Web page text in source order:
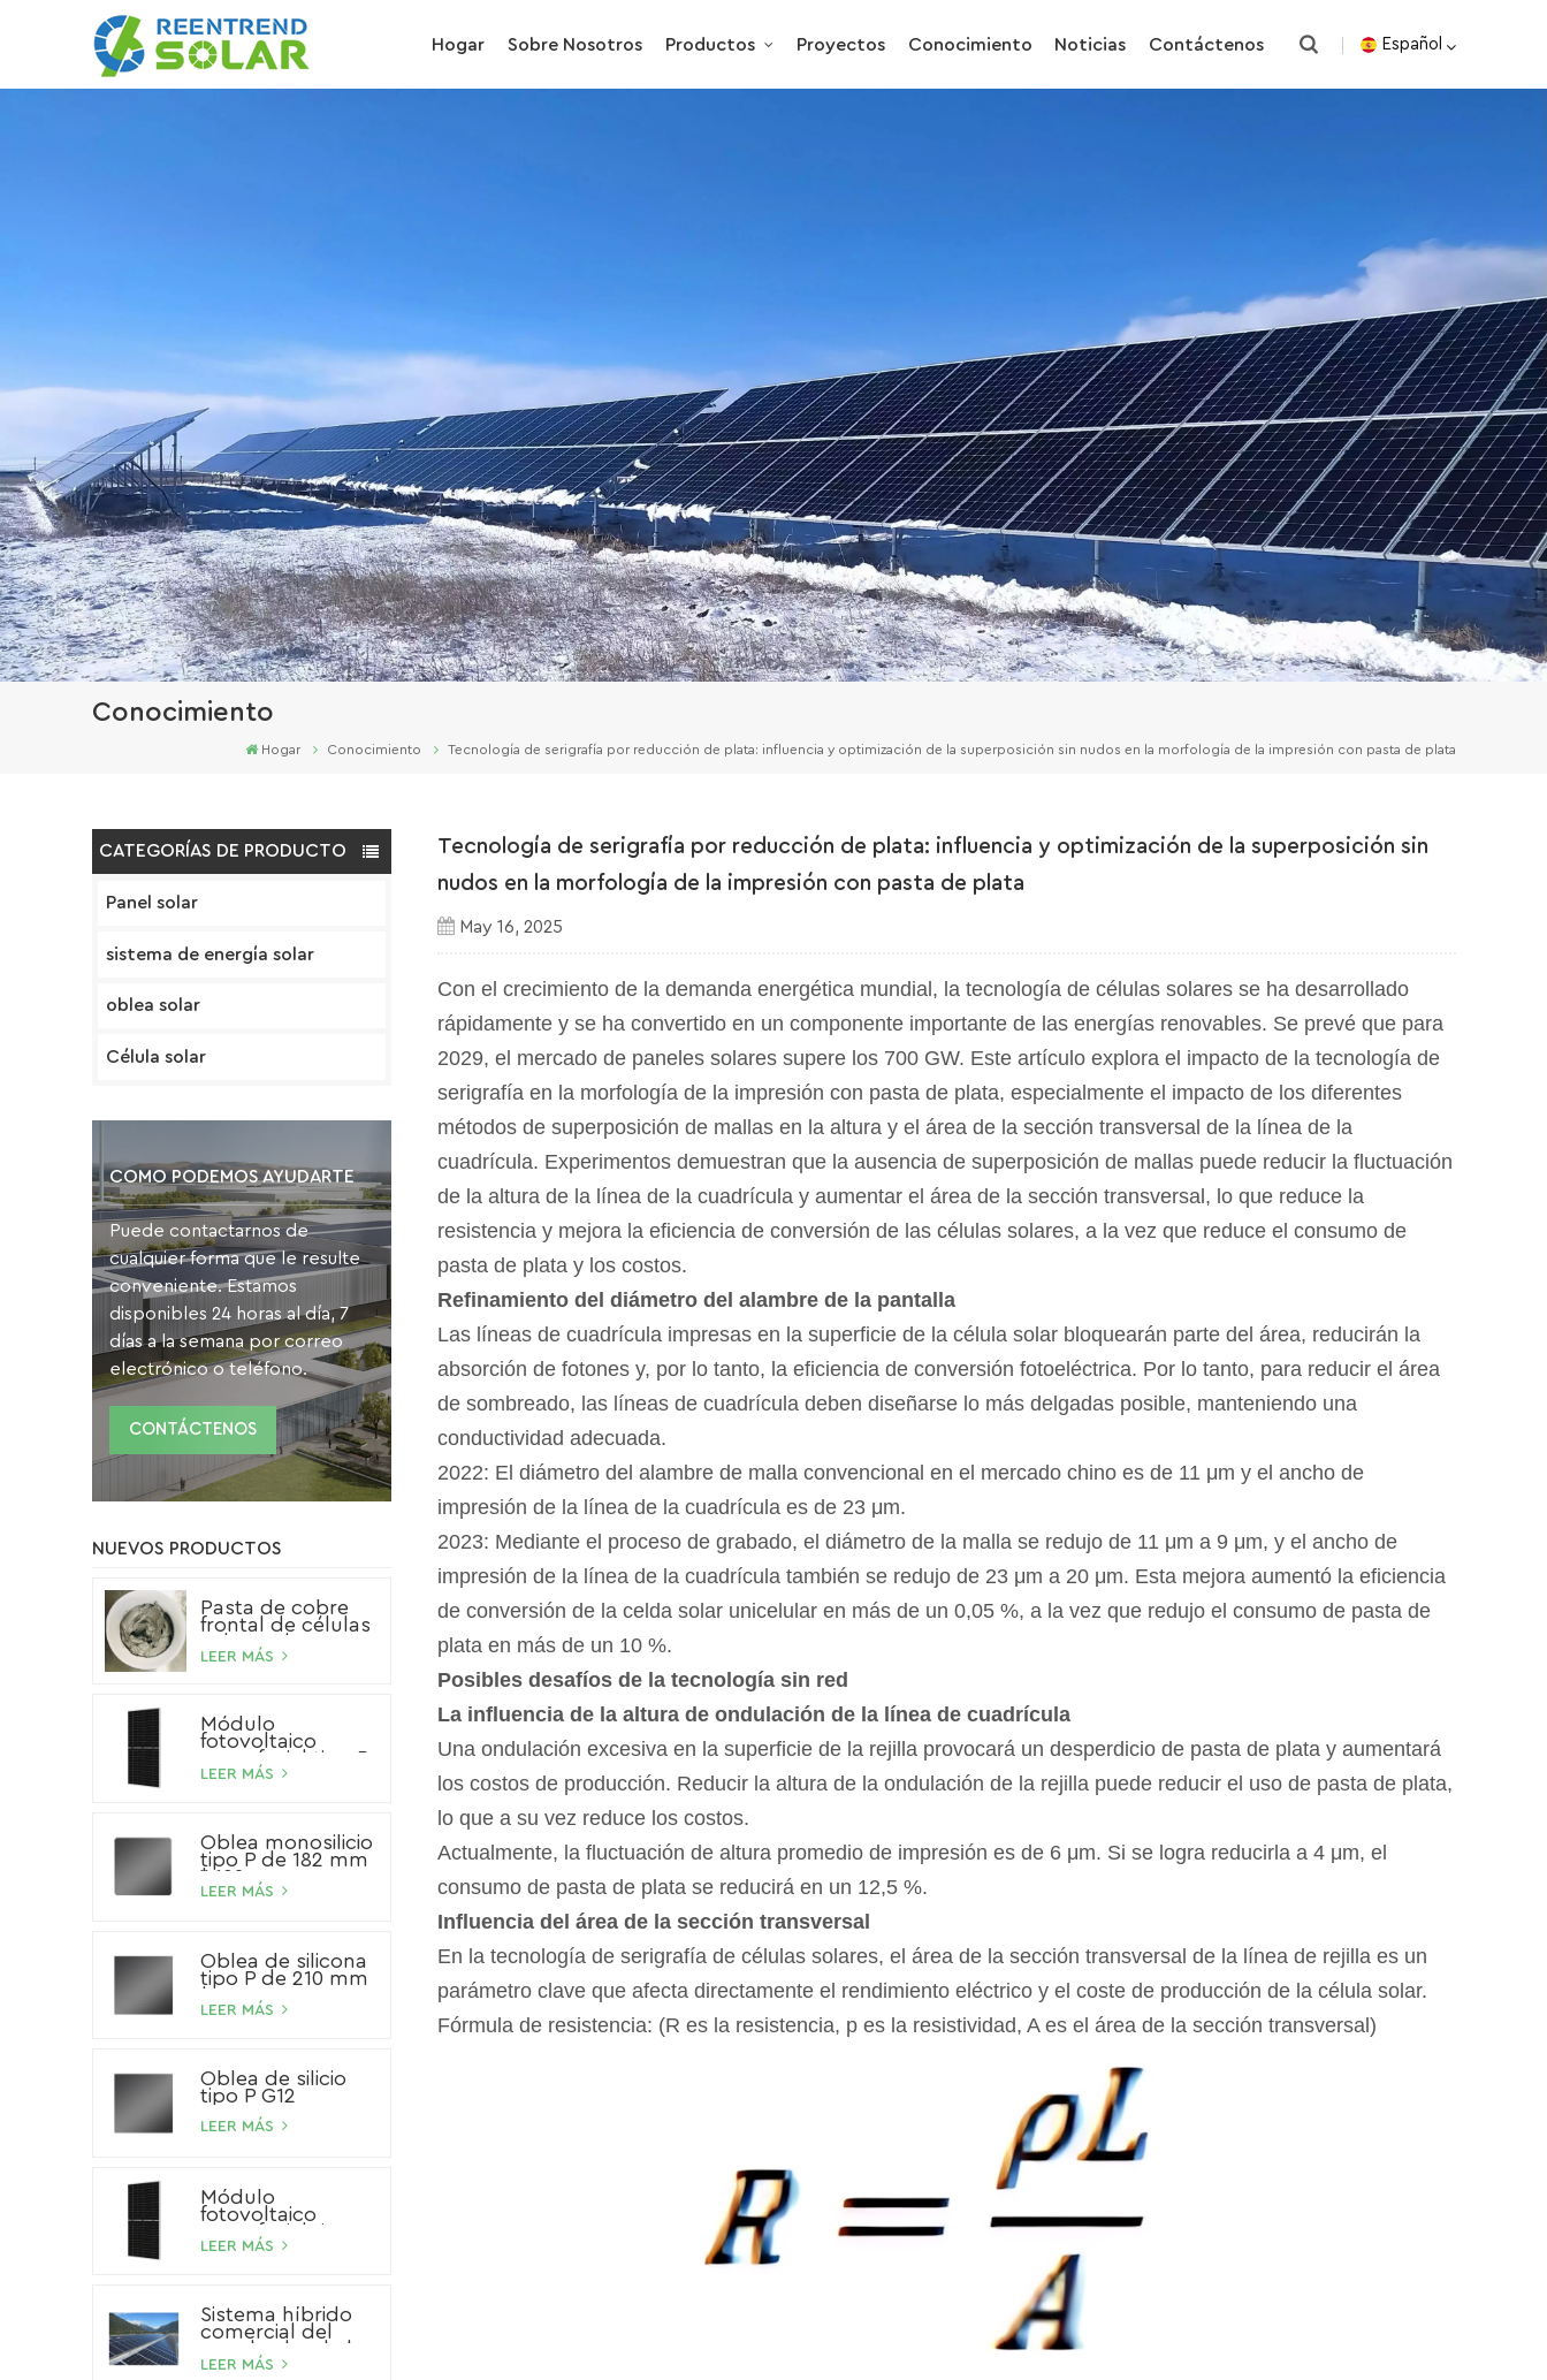
Hogar Sobre Nosotros Productos Proyectos Conocimiento Noticias Contáctenos Español
Conocimiento
Hogar Conocimiento Tecnología de serigrafía por reducción de plata: influencia y optimización de la superposición sin nudos en la morfología de la impresión con pasta de plata
CATEGORÍAS DE PRODUCTO
Panel solar
sistema de energía solar
oblea solar
Célula solar
COMO PODEMOS AYUDARTE
Puede contactarnos de
cualquier forma que le resulte
conveniente. Estamos
disponibles 24 horas al día, 7
días a la semana por correo
electrónico o teléfono.
CONTÁCTENOS
NUEVOS PRODUCTOS
Pasta de cobre
frontal de células
solares de HJT
LEER MÁS
Módulo
fotovoltaico
monofacial tipo P
de 540 W
LEER MÁS
Oblea monosilicio
tipo P de 182 mm
* 182 mm
LEER MÁS
Oblea de silicona
tipo P de 210 mm
* 210 mm
LEER MÁS
Oblea de silicio
tipo P G12
LEER MÁS
Módulo
fotovoltaico
monofacial tipo P
de 545 W
LEER MÁS
Sistema híbrido
comercial del
panel solar de la
batería de ión de
LEER MÁS
Tecnología de serigrafía por reducción de plata: influencia y optimización de la superposición sin
nudos en la morfología de la impresión con pasta de plata
May 16, 2025
Con el crecimiento de la demanda energética mundial, la tecnología de células solares se ha desarrollado
rápidamente y se ha convertido en un componente importante de las energías renovables. Se prevé que para
2029, el mercado de paneles solares supere los 700 GW. Este artículo explora el impacto de la tecnología de
serigrafía en la morfología de la impresión con pasta de plata, especialmente el impacto de los diferentes
métodos de superposición de mallas en la altura y el área de la sección transversal de la línea de la
cuadrícula. Experimentos demuestran que la ausencia de superposición de mallas puede reducir la fluctuación
de la altura de la línea de la cuadrícula y aumentar el área de la sección transversal, lo que reduce la
resistencia y mejora la eficiencia de conversión de las células solares, a la vez que reduce el consumo de
pasta de plata y los costos.
Refinamiento del diámetro del alambre de la pantalla
Las líneas de cuadrícula impresas en la superficie de la célula solar bloquearán parte del área, reducirán la
absorción de fotones y, por lo tanto, la eficiencia de conversión fotoeléctrica. Por lo tanto, para reducir el área
de sombreado, las líneas de cuadrícula deben diseñarse lo más delgadas posible, manteniendo una
conductividad adecuada.
2022: El diámetro del alambre de malla convencional en el mercado chino es de 11 μm y el ancho de
impresión de la línea de la cuadrícula es de 23 μm.
2023: Mediante el proceso de grabado, el diámetro de la malla se redujo de 11 μm a 9 μm, y el ancho de
impresión de la línea de la cuadrícula también se redujo de 23 μm a 20 μm. Esta mejora aumentó la eficiencia
de conversión de la celda solar unicelular en más de un 0,05 %, a la vez que redujo el consumo de pasta de
plata en más de un 10 %.
Posibles desafíos de la tecnología sin red
La influencia de la altura de ondulación de la línea de cuadrícula
Una ondulación excesiva en la superficie de la rejilla provocará un desperdicio de pasta de plata y aumentará
los costos de producción. Reducir la altura de la ondulación de la rejilla puede reducir el uso de pasta de plata,
lo que a su vez reduce los costos.
Actualmente, la fluctuación de altura promedio de impresión es de 6 μm. Si se logra reducirla a 4 μm, el
consumo de pasta de plata se reducirá en un 12,5 %.
Influencia del área de la sección transversal
En la tecnología de serigrafía de células solares, el área de la sección transversal de la línea de rejilla es un
parámetro clave que afecta directamente el rendimiento eléctrico y el coste de producción de la célula solar.
Fórmula de resistencia: (R es la resistencia, p es la resistividad, A es el área de la sección transversal)